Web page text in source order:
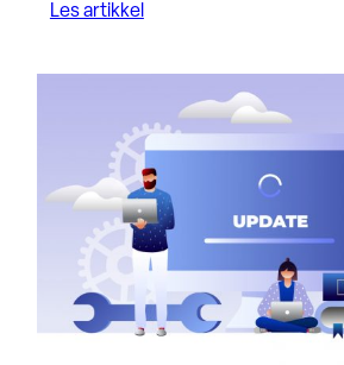
Les artikkel